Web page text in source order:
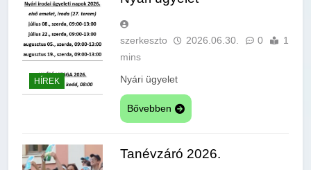
HÍREK
szerkeszto 2026.06.30. 0
1
mins
Nyári ügyelet
Bővebben
Tanévzáró 2026.